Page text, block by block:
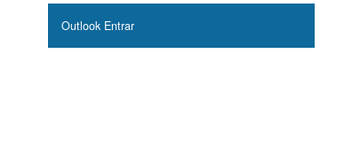
Outlook Entrar